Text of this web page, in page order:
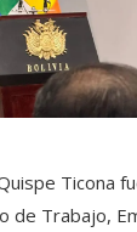
Ticona
de Trabajo,